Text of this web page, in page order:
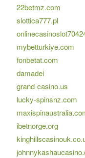
22betmz.com
slottica777.pl
mybetturkiye.com
fonbetat.com
damadei
grand-casino.us
lucky-spinsnz.com
ibetnorge.org